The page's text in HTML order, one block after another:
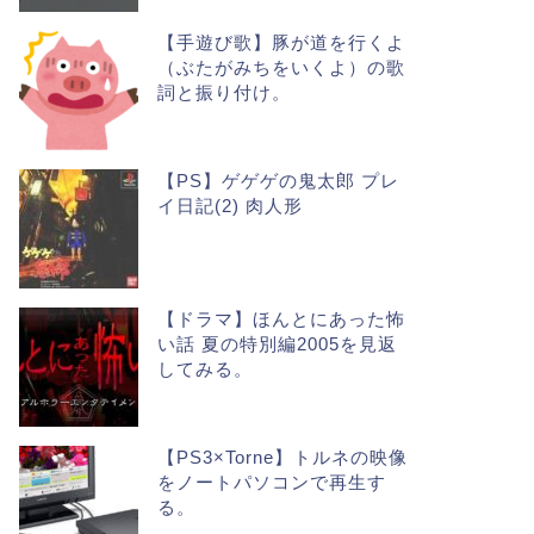
【手遊び歌】豚が道を行くよ
（ぶたがみちをいくよ）の歌
詞と振り付け。
【PS】ゲゲゲの鬼太郎 プレ
イ日記(2) 肉人形
【ドラマ】ほんとにあった怖
い話 夏の特別編2005を見返
してみる。
【PS3×Torne】トルネの映像
をノートパソコンで再生す
る。